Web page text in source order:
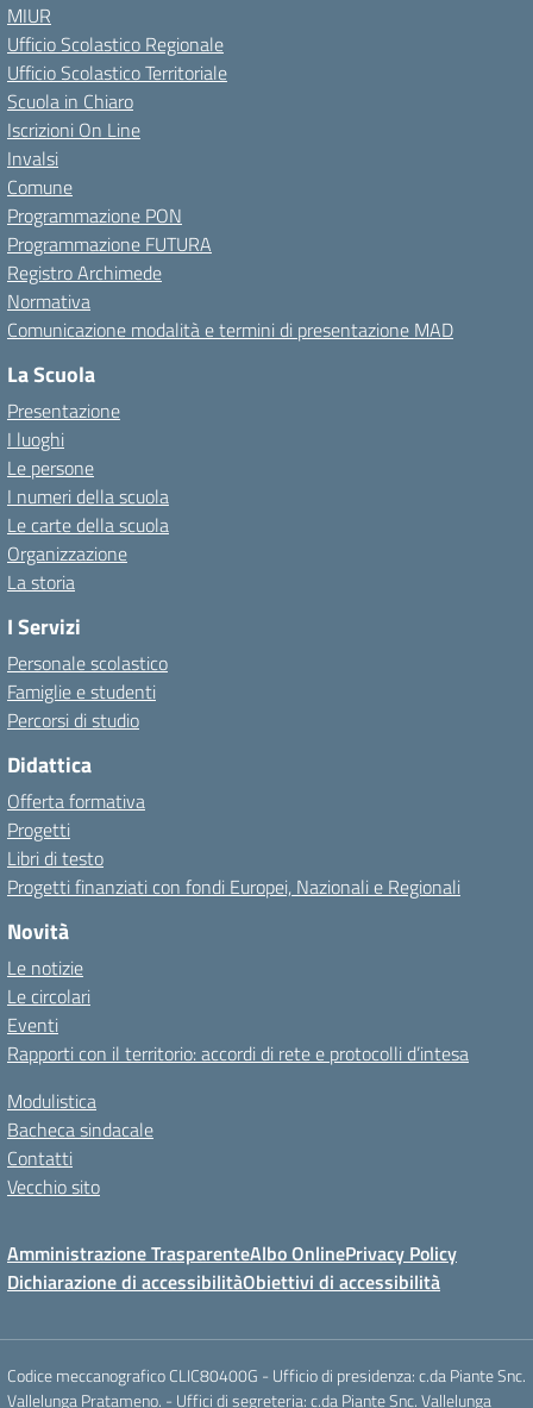
MIUR
Ufficio Scolastico Regionale
Ufficio Scolastico Territoriale
Scuola in Chiaro
Iscrizioni On Line
Invalsi
Comune
Programmazione PON
Programmazione FUTURA
Registro Archimede
Normativa
Comunicazione modalità e termini di presentazione MAD
La Scuola
Presentazione
I luoghi
Le persone
I numeri della scuola
Le carte della scuola
Organizzazione
La storia
I Servizi
Personale scolastico
Famiglie e studenti
Percorsi di studio
Didattica
Offerta formativa
Progetti
Libri di testo
Progetti finanziati con fondi Europei, Nazionali e Regionali
Novità
Le notizie
Le circolari
Eventi
Rapporti con il territorio: accordi di rete e protocolli d’intesa
Modulistica
Bacheca sindacale
Contatti
Vecchio sito
Amministrazione TrasparenteAlbo OnlinePrivacy Policy
Dichiarazione di accessibilitàObiettivi di accessibilità
Codice meccanografico CLIC80400G - Ufficio di presidenza: c.da Piante Snc.
Vallelunga Pratameno. - Uffici di segreteria: c.da Piante Snc. Vallelunga